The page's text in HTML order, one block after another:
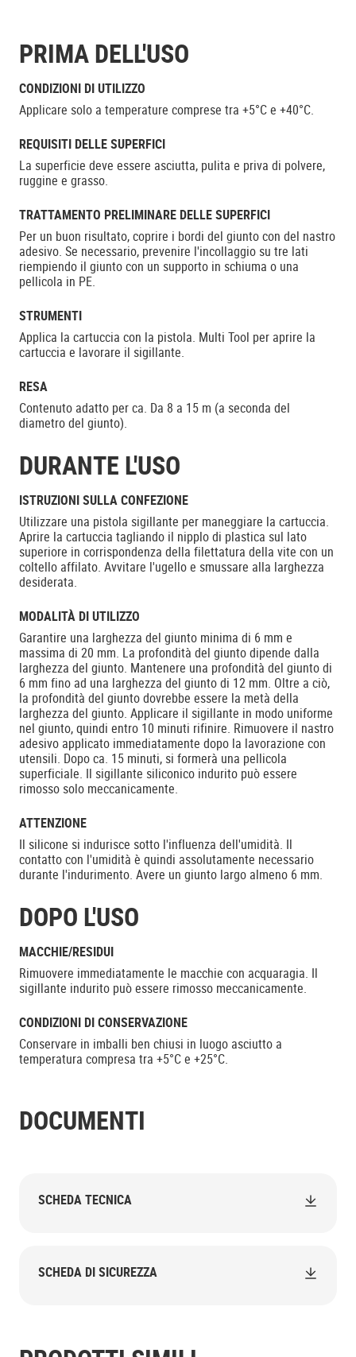
PRIMA DELL'USO
CONDIZIONI DI UTILIZZO
Applicare solo a temperature comprese tra +5°C e +40°C.
REQUISITI DELLE SUPERFICI
La superficie deve essere asciutta, pulita e priva di polvere,
ruggine e grasso.
TRATTAMENTO PRELIMINARE DELLE SUPERFICI
Per un buon risultato, coprire i bordi del giunto con del nastro
adesivo. Se necessario, prevenire l'incollaggio su tre lati
riempiendo il giunto con un supporto in schiuma o una
pellicola in PE.
STRUMENTI
Applica la cartuccia con la pistola. Multi Tool per aprire la
cartuccia e lavorare il sigillante.
RESA
Contenuto adatto per ca. Da 8 a 15 m (a seconda del
diametro del giunto).
DURANTE L'USO
ISTRUZIONI SULLA CONFEZIONE
Utilizzare una pistola sigillante per maneggiare la cartuccia.
Aprire la cartuccia tagliando il nipplo di plastica sul lato
superiore in corrispondenza della filettatura della vite con un
coltello affilato. Avvitare l'ugello e smussare alla larghezza
desiderata.
MODALITÀ DI UTILIZZO
Garantire una larghezza del giunto minima di 6 mm e
massima di 20 mm. La profondità del giunto dipende dalla
larghezza del giunto. Mantenere una profondità del giunto di
6 mm fino ad una larghezza del giunto di 12 mm. Oltre a ciò,
la profondità del giunto dovrebbe essere la metà della
larghezza del giunto. Applicare il sigillante in modo uniforme
nel giunto, quindi entro 10 minuti rifinire. Rimuovere il nastro
adesivo applicato immediatamente dopo la lavorazione con
utensili. Dopo ca. 15 minuti, si formerà una pellicola
superficiale. Il sigillante siliconico indurito può essere
rimosso solo meccanicamente.
ATTENZIONE
Il silicone si indurisce sotto l'influenza dell'umidità. Il
contatto con l'umidità è quindi assolutamente necessario
durante l'indurimento. Avere un giunto largo almeno 6 mm.
DOPO L'USO
MACCHIE/RESIDUI
Rimuovere immediatamente le macchie con acquaragia. Il
sigillante indurito può essere rimosso meccanicamente.
CONDIZIONI DI CONSERVAZIONE
Conservare in imballi ben chiusi in luogo asciutto a
temperatura compresa tra +5°C e +25°C.
DOCUMENTI
SCHEDA TECNICA
SCHEDA DI SICUREZZA